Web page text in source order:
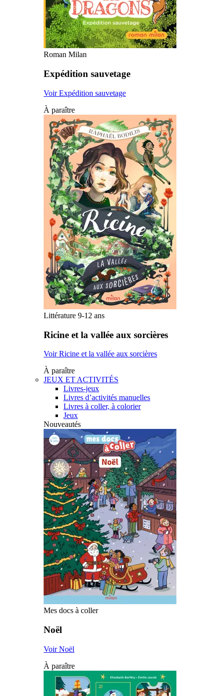
Roman Milan
Expédition sauvetage
Voir Expédition sauvetage
À paraître
Littérature 9-12 ans
Ricine et la vallée aux sorcières
Voir Ricine et la vallée aux sorcières
À paraître
JEUX ET ACTIVITÉS
Livres-jeux
Livres d’activités manuelles
Livres à coller, à colorier
Jeux
Nouveautés
Mes docs à coller
Noël
Voir Noël
À paraître